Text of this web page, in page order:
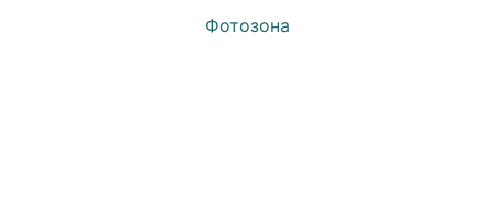
Фотозона